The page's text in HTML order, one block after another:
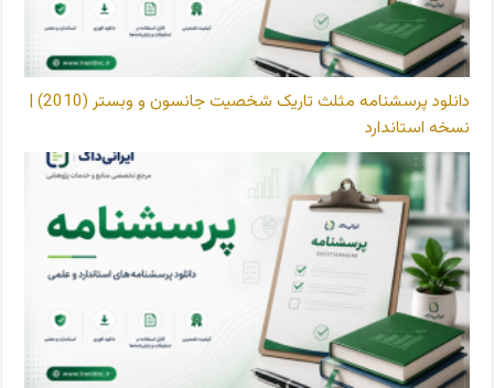
دانلود پرسشنامه مثلث تاریک شخصیت جانسون و وبستر (2010) |
نسخه استاندارد